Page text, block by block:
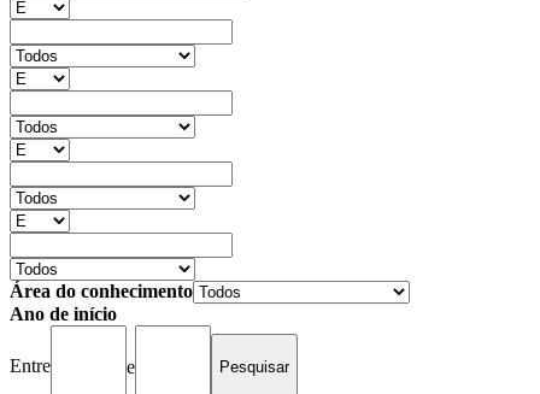
Área do conhecimento
Ano de início
Entre e